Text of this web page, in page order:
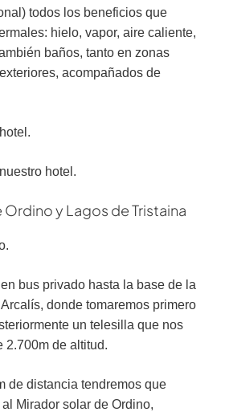
todos los beneficios que
hielo, vapor, aire caliente,
baños, tanto en zonas
acompañados de
hotel.
Ordino y Lagos de Tristaina
bus privado hasta la base de la
donde tomaremos primero
un telesilla que nos
2.700m de altitud.
de distancia tendremos que
Mirador solar de Ordino,